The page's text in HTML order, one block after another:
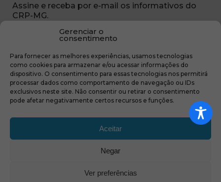
Gerenciar o
consentimento
Para fornecer as melhores experiências, usamos tecnologias
como cookies para armazenar e/ou acessar informações do
dispositivo. O consentimento para essas tecnologias nos permitirá
processar dados como comportamento de navegação ou IDs
exclusivos neste site. Não consentir ou retirar o consentimento
pode afetar negativamente certos recursos e funções.
Aceitar
Negar
Ver preferências
Assine e receba por e-mail os informativos do
CRP-MG.
E-
mail
(obrigatório)
Sub
região